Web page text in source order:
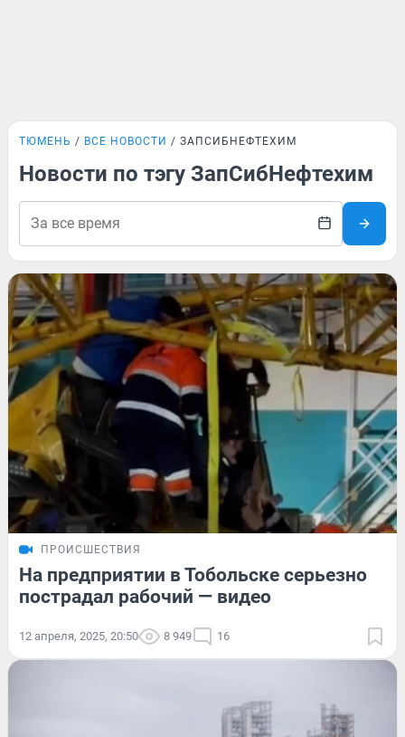
ТЮМЕНЬ ВСЕ НОВОСТИ ЗАПСИБНЕФТЕХИМ
Новости по тэгу ЗапСибНефтехим
ПРОИСШЕСТВИЯ
На предприятии в Тобольске серьезно
пострадал рабочий — видео
12 апреля, 2025, 20:50 8 949 16